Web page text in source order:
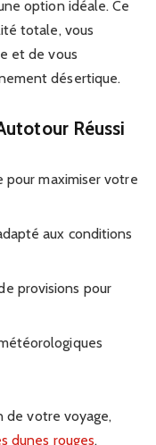
option idéale. Ce
totale, vous
et de vous
désertique.
Réussi
pour maximiser votre
aux conditions
provisions pour
de votre voyage,
dunes rouges.